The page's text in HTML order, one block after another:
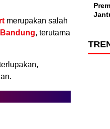
merupakan salah
Bandung, terutama